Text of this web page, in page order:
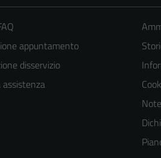
appuntamento
disservizio
assistenza